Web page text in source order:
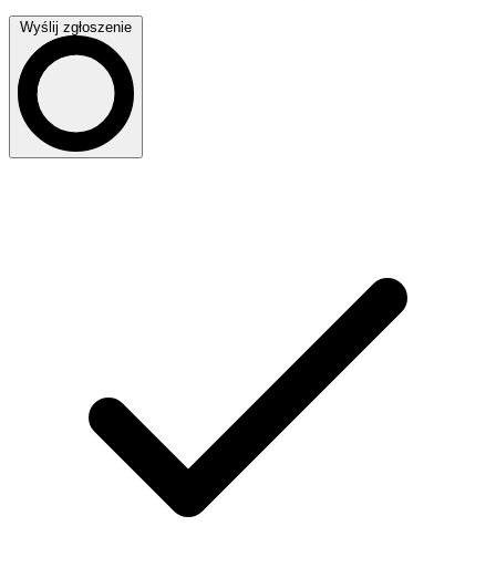
Wyślij zgłoszenie